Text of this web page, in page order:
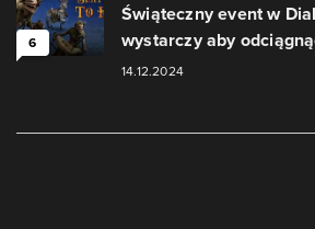
6
Świąteczny event w
wystarczy aby
14.12.2024